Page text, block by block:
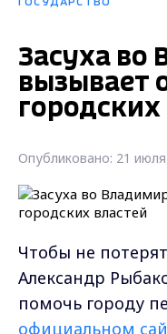
Засуха во
вызывает
городских
Опубликовано: 21
Чтобы не
Александр
помочь городу
официальном